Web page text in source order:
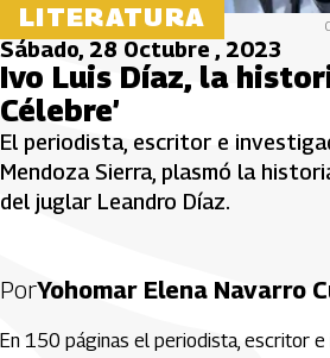
LITERATURA
Sábado, 28 Octubre , 2023
Ivo Luis Díaz, la
Célebre’
El periodista, escritor e
Mendoza Sierra, plasmó la
del juglar Leandro Díaz.
PorYohomar Elena Navarro
En 150 páginas el periodista, escritor